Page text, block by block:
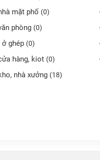
mặt phố (0)
phòng (0)
ghép (0)
hàng, kiot (0)
nhà xưởng (18)